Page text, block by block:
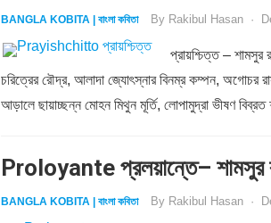
BANGLA KOBITA | বাংলা কবিতা By Rakibul Hasan ·
প্রায়শ্চিত্ত – শামসুর
চরিত্রের রৌদ্র, আলাদা জ্যোৎস্নার বিনম্র কম্পন, অগোচর
আড়ালে ছায়াচ্ছন্ন মোহন মিথুন মূর্তি, লোপামুদ্রা ভীষণ বিব্রত
Proloyante প্রলয়ান্তে–
BANGLA KOBITA | বাংলা কবিতা By Rakibul Hasan ·